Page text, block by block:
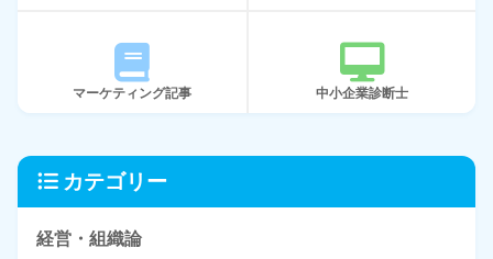
マーケティング記事 中小企業診断士
カテゴリー
経営・組織論